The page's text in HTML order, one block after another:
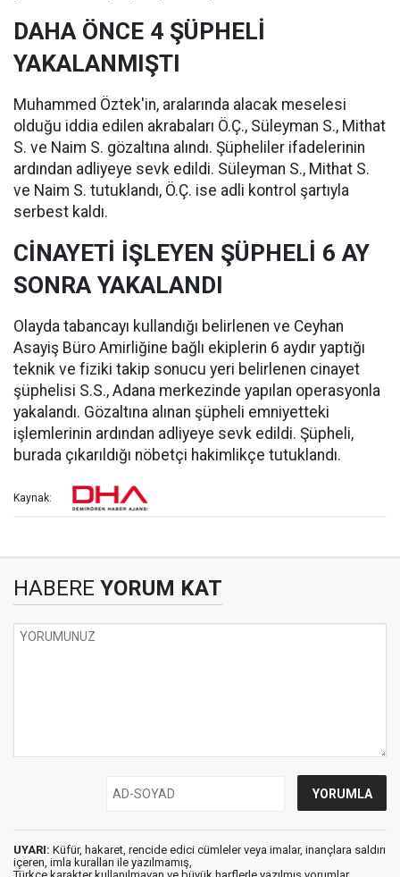
DAHA ÖNCE 4 ŞÜPHELİ
YAKALANMIŞTI
Muhammed Öztek'in, aralarında alacak meselesi
olduğu iddia edilen akrabaları Ö.Ç., Süleyman S., Mithat
S. ve Naim S. gözaltına alındı. Şüpheliler ifadelerinin
ardından adliyeye sevk edildi. Süleyman S., Mithat S.
ve Naim S. tutuklandı, Ö.Ç. ise adli kontrol şartıyla
serbest kaldı.
CİNAYETİ İŞLEYEN ŞÜPHELİ 6 AY
SONRA YAKALANDI
Olayda tabancayı kullandığı belirlenen ve Ceyhan
Asayiş Büro Amirliğine bağlı ekiplerin 6 aydır yaptığı
teknik ve fiziki takip sonucu yeri belirlenen cinayet
şüphelisi S.S., Adana merkezinde yapılan operasyonla
yakalandı. Gözaltına alınan şüpheli emniyetteki
işlemlerinin ardından adliyeye sevk edildi. Şüpheli,
burada çıkarıldığı nöbetçi hakimlikçe tutuklandı.
Kaynak:
HABERE YORUM KAT
UYARI: Küfür, hakaret, rencide edici cümleler veya imalar, inançlara saldırı
içeren, imla kuralları ile yazılmamış,